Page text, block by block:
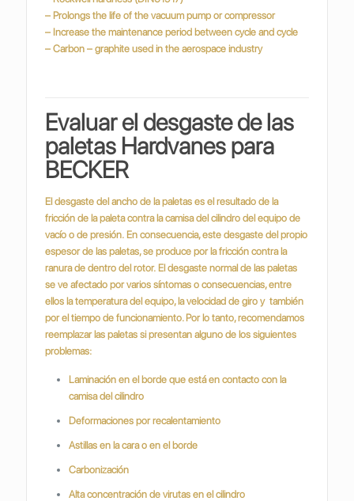
– Prolongs the life of the vacuum pump or compressor
– Increase the maintenance period between cycle and cycle
– Carbon – graphite used in the aerospace industry
Evaluar el desgaste de las
paletas Hardvanes para
BECKER
El desgaste del ancho de la paletas es el resultado de la
fricción de la paleta contra la camisa del cilindro del equipo de
vacío o de presión. En consecuencia, este desgaste del propio
espesor de las paletas, se produce por la fricción contra la
ranura de dentro del rotor. El desgaste normal de las paletas
se ve afectado por varios síntomas o consecuencias, entre
ellos la temperatura del equipo, la velocidad de giro y también
por el tiempo de funcionamiento. Por lo tanto, recomendamos
reemplazar las paletas si presentan alguno de los siguientes
problemas:
Laminación en el borde que está en contacto con la
camisa del cilindro
Deformaciones por recalentamiento
Astillas en la cara o en el borde
Carbonización
Alta concentración de virutas en el cilindro